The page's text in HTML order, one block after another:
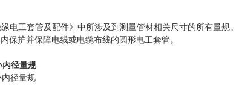
电工套管及配件》中所涉及到测量管材相关尺寸的所有量规。
保护并保障电线或电缆布线的圆形电工套管。
内径量规
内径量规